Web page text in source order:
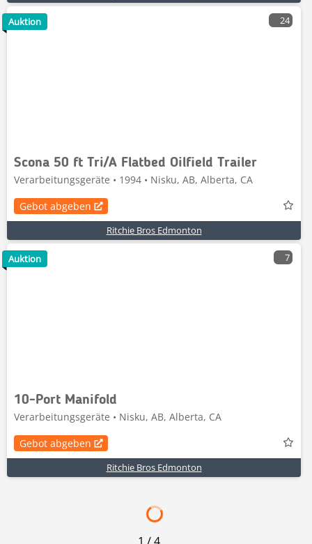
24
Scona 50 ft Tri/A Flatbed Oilfield Trailer
Verarbeitungsgeräte • 1994 • Nisku, AB, Alberta, CA
Gebot abgeben
Ritchie Bros Edmonton
Auktion
7
10-Port Manifold
Verarbeitungsgeräte • Nisku, AB, Alberta, CA
Gebot abgeben
Ritchie Bros Edmonton
Auktion